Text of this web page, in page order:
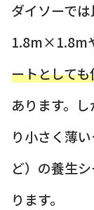
ダイソーでは
1.8m×1.8m
ートとして
あります。
り小さく薄
ど）の養生
ります。